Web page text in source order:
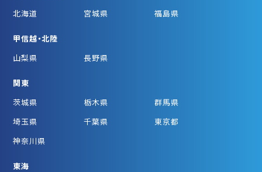
北海道
宮城県 福島県
甲信越・北陸
山梨県
長野県
関東
茨城県
栃木県
群馬県
埼玉県
千葉県
東京都
神奈川県
東海